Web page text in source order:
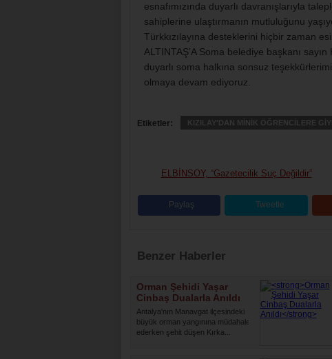
esnafımızında duyarlı davranışlarıyla
sahiplerine ulaştırmanın mutluluğunu
Türkkızılayına desteklerini hiçbir zaman
ALTINTAŞ’A Soma belediye başkanı
duyarlı soma halkına sonsuz
olmaya devam ediyoruz.
Etiketler: KIZILAY'DAN MİNİK ÖĞRENCİLERE
ELBİNSOY, “Gazetecilik Suç Değildir”
Paylaş Tweetle
Benzer Haberler
Orman Şehidi Yaşar
Cinbaş Dualarla Anıldı
Antalya'nın Manavgat ilçesindeki
büyük orman yangınına müdahale
ederken şehit düşen Kırka...